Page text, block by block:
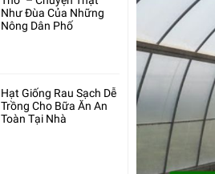
Như Đùa Của Những
Nông Dân Phố
Hạt Giống Rau Sạch Dễ
Trồng Cho Bữa Ăn An
Toàn Tại Nhà